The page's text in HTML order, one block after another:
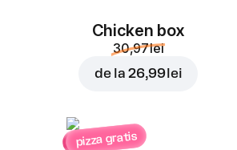
Chicken box
30,97 lei
de la26,99 lei
pizza gratis